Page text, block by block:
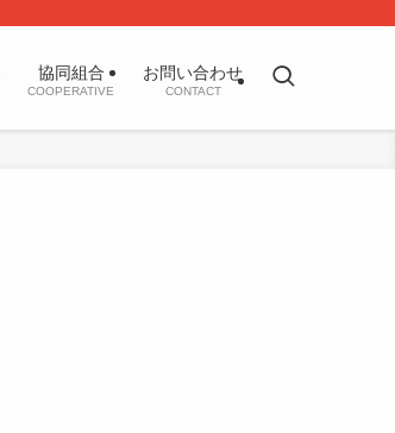
協同組合
COOPERATIVE
お問い合わせ
CONTACT